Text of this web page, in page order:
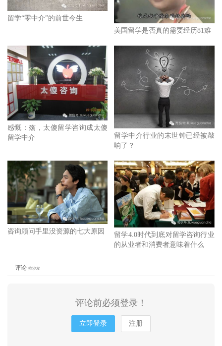
留学“零中介”的前世今生
美国留学是否真的需要经历81难
感慨：殇，太傻留学咨询成太傻
留学中介
留学中介行业的末世钟已经被敲
响了？
咨询顾问手里没资源的七大原因
留学4.0时代到底对留学咨询行业
的从业者和消费者意味着什么
评论 抢沙发
评论前必须登录！
立即登录 注册